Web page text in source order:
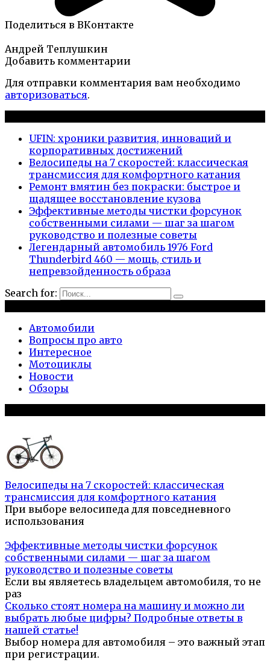
Поделиться в ВКонтакте
Андрей Теплушкин
Добавить комментарии
Для отправки комментария вам необходимо
авторизоваться.
UFIN: хроники развития, инноваций и
корпоративных достижений
Велосипеды на 7 скоростей: классическая
трансмиссия для комфортного катания
Ремонт вмятин без покраски: быстрое и
щадящее восстановление кузова
Эффективные методы чистки форсунок
собственными силами — шаг за шагом
руководство и полезные советы
Легендарный автомобиль 1976 Ford
Thunderbird 460 — мощь, стиль и
непревзойденность образа
Search for:
Автомобили
Вопросы про авто
Интересное
Мотоциклы
Новости
Обзоры
Велосипеды на 7 скоростей: классическая
трансмиссия для комфортного катания
При выборе велосипеда для повседневного
использования
Эффективные методы чистки форсунок
собственными силами — шаг за шагом
руководство и полезные советы
Если вы являетесь владельцем автомобиля, то не
раз
Сколько стоят номера на машину и можно ли
выбрать любые цифры? Подробные ответы в
нашей статье!
Выбор номера для автомобиля – это важный этап
при регистрации.